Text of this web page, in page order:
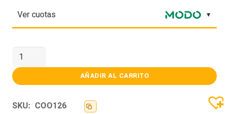
Ver cuotas
FAN
COOLER
ID-
COOLING
AF-
K
BLACK
AÑADIR AL CARRITO
SKU: COO126